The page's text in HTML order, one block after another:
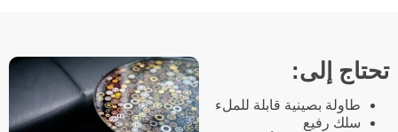
تحتاج إلى:
طاولة بصينية قابلة للملء
سلك رفيع